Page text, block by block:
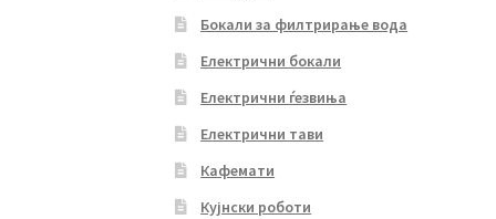
Бокали за филтрирање вода
Електрични бокали
Електрични ѓезвиња
Електрични тави
Кафемати
Кујнски роботи